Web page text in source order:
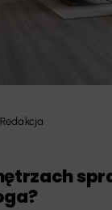
Redakcja